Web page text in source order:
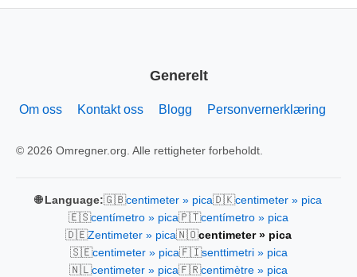
Generelt
Om oss Kontakt oss Blogg Personvernerklæring
© 2026 Omregner.org. Alle rettigheter forbeholdt.
🌐 Language:🇬🇧centimeter » pica🇩🇰centimeter » pica
🇪🇸centímetro » pica🇵🇹centímetro » pica
🇩🇪Zentimeter » pica🇳🇴centimeter » pica
🇸🇪centimeter » pica🇫🇮senttimetri » pica
🇳🇱centimeter » pica🇫🇷centimètre » pica